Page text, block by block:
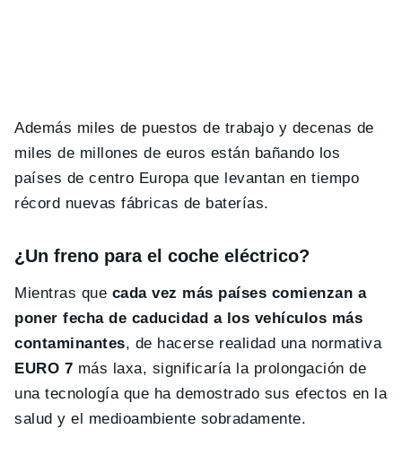
Además miles de puestos de trabajo y decenas de
miles de millones de euros están bañando los
países de centro Europa que levantan en tiempo
récord nuevas fábricas de baterías.
¿Un freno para el coche eléctrico?
Mientras que cada vez más países comienzan a
poner fecha de caducidad a los vehículos más
contaminantes, de hacerse realidad una normativa
EURO 7 más laxa, significaría la prolongación de
una tecnología que ha demostrado sus efectos en la
salud y el medioambiente sobradamente.